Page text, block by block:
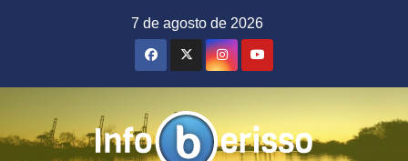
7 de agosto de 2026